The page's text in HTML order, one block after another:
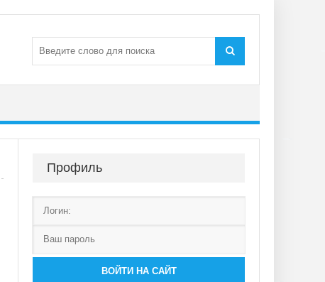
Профиль
ВОЙТИ НА САЙТ